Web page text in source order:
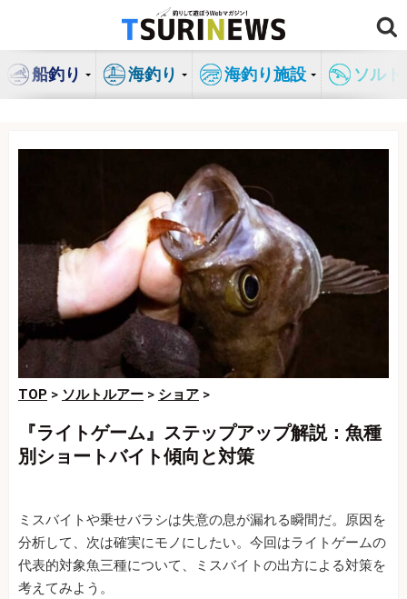
ン
船釣り 海釣り 海釣り施設 ソル
TOP > ソルトルアー > ショア >
『ライトゲーム』ステップアップ解説：魚種
別ショートバイト傾向と対策
ミスバイトや乗せバラシは失意の息が漏れる瞬間だ。原因を
分析して、次は確実にモノにしたい。今回はライトゲームの
代表的対象魚三種について、ミスバイトの出方による対策を
考えてみよう。